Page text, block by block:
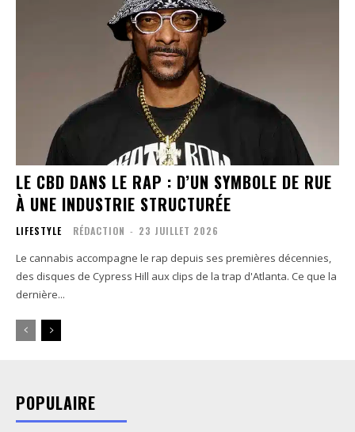
LE CBD DANS LE RAP : D’UN SYMBOLE DE RUE
À UNE INDUSTRIE STRUCTURÉE
LIFESTYLE RÉDACTION - 23 JUILLET 2026
Le cannabis accompagne le rap depuis ses premières décennies,
des disques de Cypress Hill aux clips de la trap d'Atlanta. Ce que la
dernière...
POPULAIRE